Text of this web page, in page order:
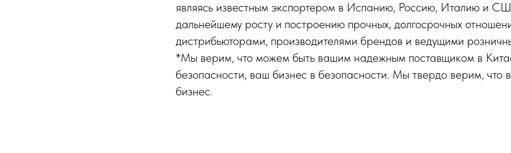
являясь известным экспортером в Испанию, Россию, Италию и
дальнейшему росту и построению прочных, долгосрочных
дистрибьюторами, производителями брендов и ведущими
*Мы верим, что можем быть вашим надежным поставщиком в
безопасности, ваш бизнес в безопасности. Мы твердо верим,
бизнес.